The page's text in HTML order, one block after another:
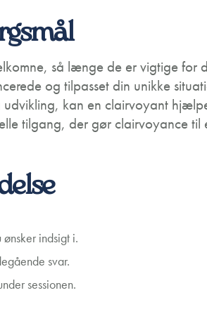
så længe de er vigtige for
og tilpasset din unikke
kan en clairvoyant
tilgang, der gør clairvoyance til
indsigt i.
svar.
sessionen.